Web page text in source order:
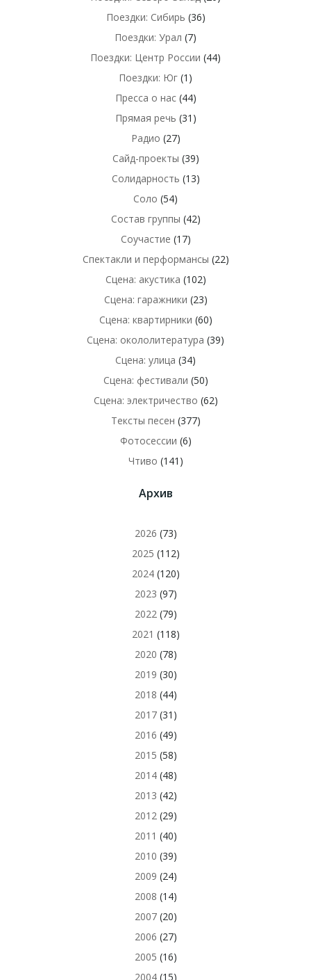
Поездки: Сибирь (36)
Поездки: Урал (7)
Поездки: Центр России (44)
Поездки: Юг (1)
Пресса о нас(44)
Прямая речь (31)
Радио (27)
Сайд-проекты (39)
Солидарность (13)
Соло (54)
Состав группы (42)
Соучастие (17)
Спектакли и перформансы (22)
Сцена: акустика (102)
Сцена: гаражники (23)
Сцена: квартирники (60)
Сцена: окололитература (39)
Сцена: улица (34)
Сцена: фестивали (50)
Сцена: электричество (62)
Тексты песен (377)
Фотосессии (6)
Чтиво (141)
Архив
2026 (73)
2025 (112)
2024(120)
2023 (97)
2022(79)
2021 (118)
2020 (78)
2019 (30)
2018 (44)
2017(31)
2016 (49)
2015 (58)
2014(48)
2013 (42)
2012(29)
2011 (40)
2010 (39)
2009 (24)
2008 (14)
2007(20)
2006 (27)
2005 (16)
2004(15)